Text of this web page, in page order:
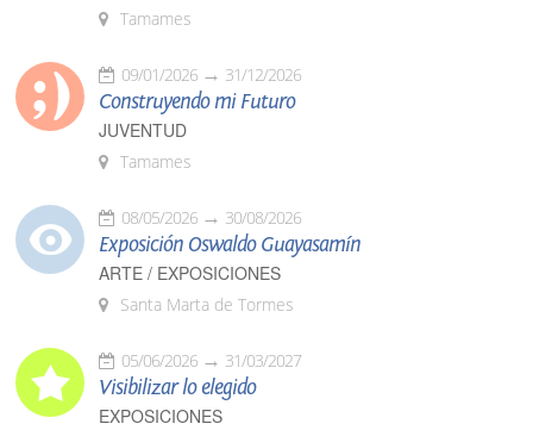
Tamames
09/01/2026 31/12/2026
Construyendo mi Futuro
JUVENTUD
Tamames
08/05/2026 30/08/2026
Exposición Oswaldo Guayasamín
ARTE / EXPOSICIONES
Santa Marta de Tormes
05/06/2026 31/03/2027
Visibilizar lo elegido
EXPOSICIONES